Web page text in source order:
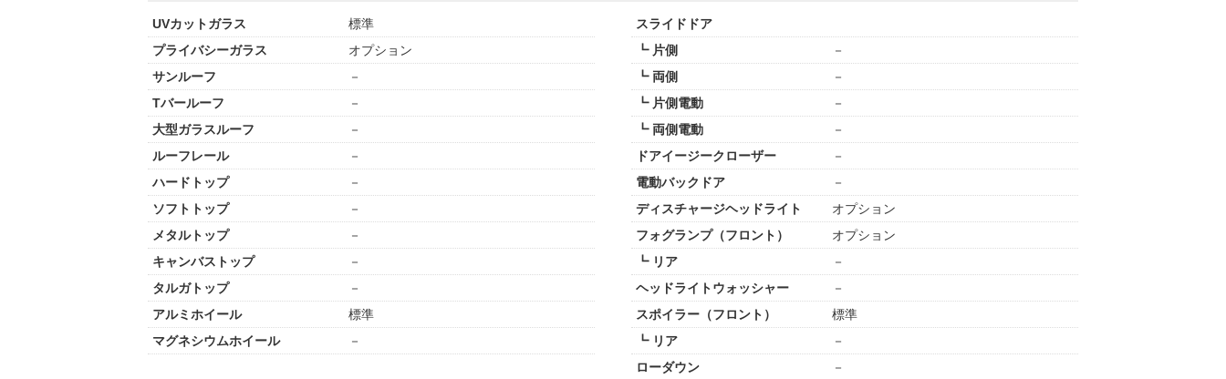
UVカットガラス
標準
プライバシーガラス
オプション
サンルーフ
－
Tバールーフ
－
大型ガラスルーフ
－
ルーフレール
－
ハードトップ
－
ソフトトップ
－
メタルトップ
－
キャンバストップ
－
タルガトップ
－
アルミホイール
標準
マグネシウムホイール
－
スライドドア
┗ 片側
－
┗ 両側
－
┗ 片側電動
－
┗ 両側電動
－
ドアイージークローザー
－
電動バックドア
－
ディスチャージヘッドライト
オプション
フォグランプ（フロント）
オプション
┗ リア
－
ヘッドライトウォッシャー
－
スポイラー（フロント）
標準
┗ リア
－
ローダウン
－